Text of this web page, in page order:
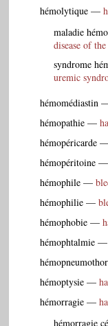
hémolytique —
maladie
disease of
syndrome
uremic
hémomédiastin
hémopathie —
hémopéricarde
hémopéritoine —
hémophile —
hémophilie —
hémophobie —
hémophtalmie —
hémoptysie —
hémorragie —
hémorragie